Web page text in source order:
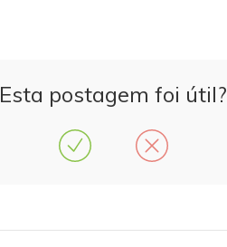
Esta postagem foi útil?